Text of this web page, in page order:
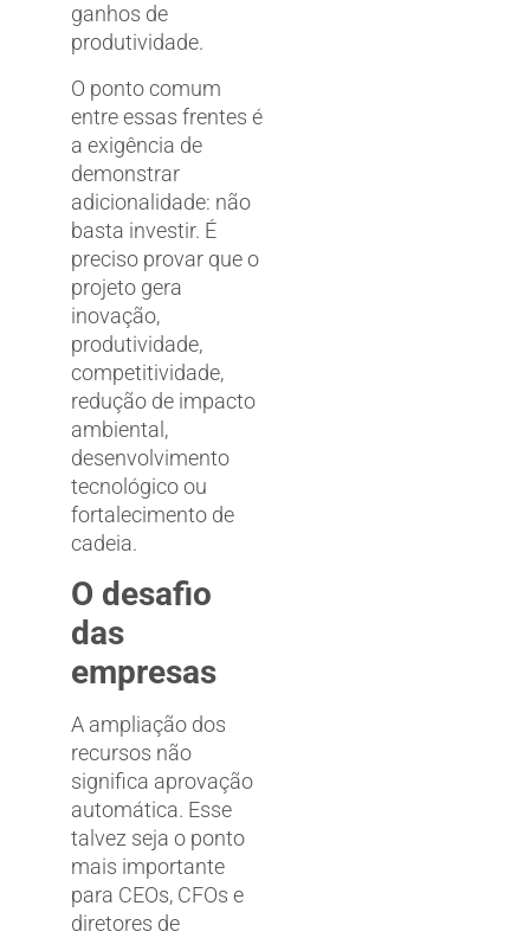
ganhos de
produtividade.
O ponto comum
entre essas frentes é
a exigência de
demonstrar
adicionalidade: não
basta investir. É
preciso provar que o
projeto gera
inovação,
produtividade,
competitividade,
redução de impacto
ambiental,
desenvolvimento
tecnológico ou
fortalecimento de
cadeia.
O desafio
das
empresas
A ampliação dos
recursos não
significa aprovação
automática. Esse
talvez seja o ponto
mais importante
para CEOs, CFOs e
diretores de